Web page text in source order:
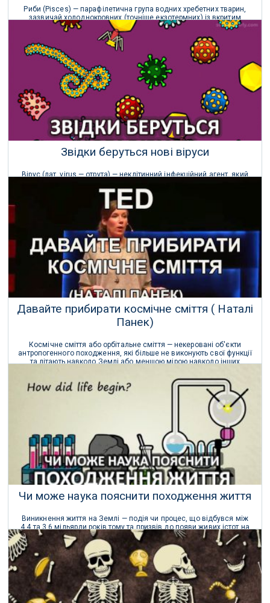
Риби (Pisces) — парафілетична група водних хребетних тварин,
зазвичай холоднокровних (точніше екзотермних) із вкритим
лусками тілом та зябрами, наявними протягом всього життя.
19 Лютого 2021 р.
Звідки беруться нові віруси
Вірус (лат. virus — отрута) — неклітинний інфекційний агент, який
31 Січня 2021 р.
Давайте прибирати космічне сміття ( Наталі
Панек)
Космічне сміття або орбітальне сміття — некеровані об'єкти
антропогенного походження, які більше не виконують свої функції
та літають навколо Землі або меншою мірою навколо інших
18 Травня 2020 р.
Чи може наука пояснити походження життя
Виникнення життя на Землі — подія чи процес, що відбувся між
4,4 та 3,6 мільярди років тому та призвів до появи живих істот на
планеті Земля та початку біологічної еволюції.
25 Жовтня 2017 р.